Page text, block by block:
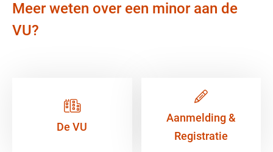
Meer weten over een minor aan de
VU?
De VU
Aanmelding &
Registratie